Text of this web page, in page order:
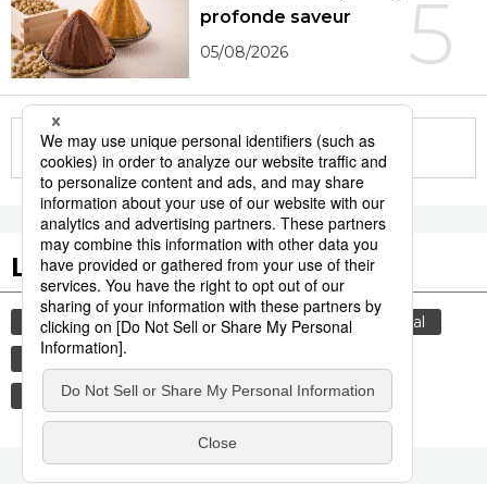
5
profonde saveur
05/08/2026
More in this series
Les tags populaires
environnement santé chaleur
hôpital
été
société
tourisme